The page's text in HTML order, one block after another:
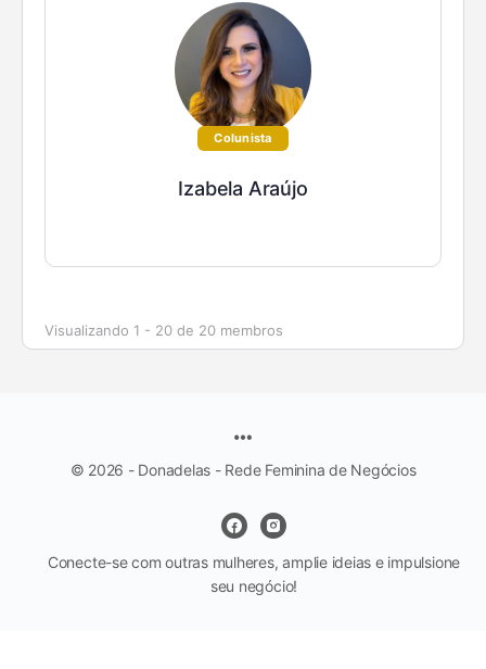
Colunista
Izabela Araújo
Visualizando 1 - 20 de 20 membros
© 2026 - Donadelas - Rede Feminina de Negócios
Conecte-se com outras mulheres, amplie ideias e impulsione
seu negócio!